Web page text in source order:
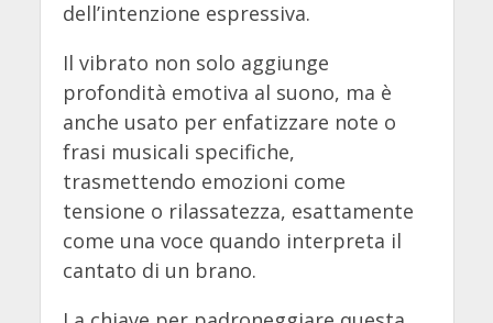
dell’intenzione espressiva.
Il vibrato non solo aggiunge
profondità emotiva al suono, ma è
anche usato per enfatizzare note o
frasi musicali specifiche,
trasmettendo emozioni come
tensione o rilassatezza, esattamente
come una voce quando interpreta il
cantato di un brano.